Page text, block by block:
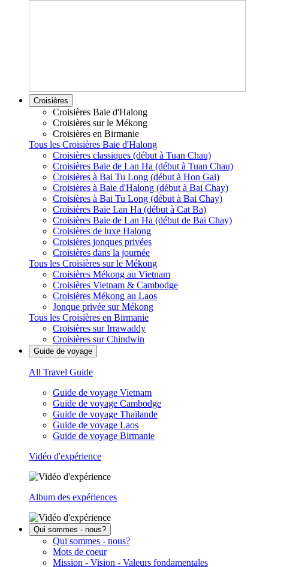
Croisières
Croisières Baie d'Halong
Croisières sur le Mékong
Croisières en Birmanie
Tous les Croisières Baie d'Halong
Croisières classiques (début à Tuan Chau)
Croisières Baie de Lan Ha (début à Tuan Chau)
Croisières à Bai Tu Long (début à Hon Gai)
Croisières à Baie d'Halong (début à Bai Chay)
Croisières à Bai Tu Long (début à Bai Chay)
Croisières Baie Lan Ha (début à Cat Ba)
Croisières Baie de Lan Ha (début de Bai Chay)
Croisières de luxe Halong
Croisières jonques privées
Croisières dans la journée
Tous les Croisières sur le Mékong
Croisières Mékong au Vietnam
Croisières Vietnam & Cambodge
Croisières Mékong au Laos
Jonque privée sur Mékong
Tous les Croisières en Birmanie
Croisières sur Irrawaddy
Croisières sur Chindwin
Guide de voyage
All Travel Guide
Guide de voyage Vietnam
Guide de voyage Cambodge
Guide de voyage Thaïlande
Guide de voyage Laos
Guide de voyage Birmanie
Vidéo d'expérience
Album des expériences
Qui sommes - nous?
Qui sommes - nous?
Mots de coeur
Mission - Vision - Valeurs fondamentales